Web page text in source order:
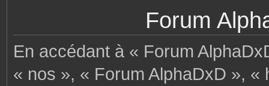
Forum
En accédant à « Forum
« nos », « Forum AlphaDxD »,